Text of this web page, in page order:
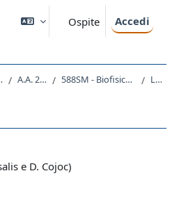
Ospite Accedi
A.A. 2020 - 2021 588SM - Biofisica Sperimentale 2020 Lezione 1
e D. Cojoc)